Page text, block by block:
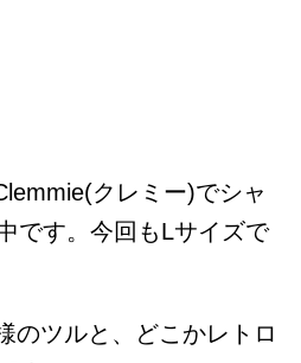
クレミー)でシャ
です。今回もLサイズで
のツルと、どこかレトロ